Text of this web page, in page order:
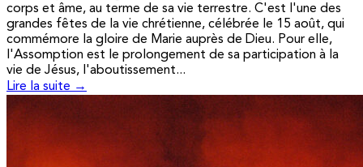
corps et âme, au terme de sa vie terrestre. C'est l'une des
grandes fêtes de la vie chrétienne, célébrée le 15 août, qui
commémore la gloire de Marie auprès de Dieu. Pour elle,
l'Assomption est le prolongement de sa participation à la
vie de Jésus, l'aboutissement...
Lire la suite →